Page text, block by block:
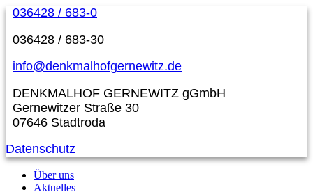
036428 / 683-0
036428 / 683-30
info@denkmalhofgernewitz.de
DENKMALHOF GERNEWITZ gGmbH
Gernewitzer Straße 30
07646 Stadtroda
Datenschutz
Über uns
Aktuelles